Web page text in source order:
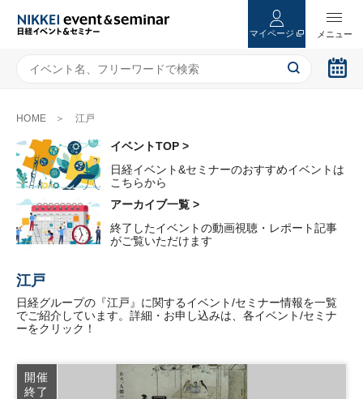
マイページ
HOME 江戸
イベントTOP >
日経イベント&セミナーのおすすめイベントは
こちらから
アーカイブ一覧 >
終了したイベントの動画視聴・レポート記事
がご覧いただけます
江戸
日経グループの『江戸』に関するイベント/セミナー情報を一覧
でご紹介しています。詳細・お申し込みは、各イベント/セミナ
ーをクリック！
開催
終了